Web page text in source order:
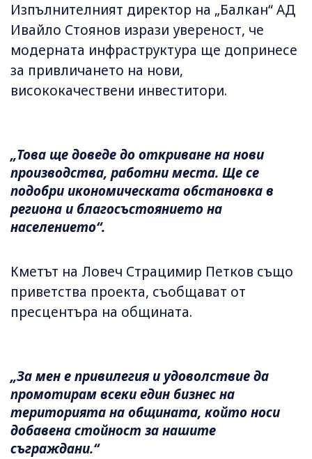
Изпълнителният директор на „Балкан“ АД
Ивайло Стоянов изрази увереност, че
модерната инфраструктура ще допринесе
за привличането на нови,
висококачествени инвеститори.
„Това ще доведе до откриване на нови
производства, работни места. Ще се
подобри икономическата обстановка в
региона и благосъстоянието на
населението“.
Кметът на Ловеч Страцимир Петков също
приветства проекта, съобщават от
пресцентъра на общината.
„За мен е привилегия и удоволствие да
промотирам всеки един бизнес на
територията на общината, който носи
добавена стойност за нашите
съграждани.“